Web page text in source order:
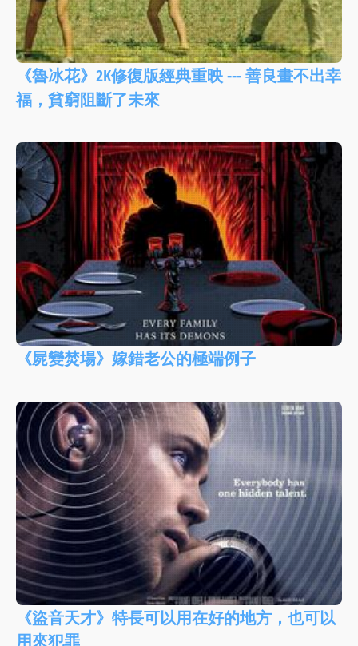
《魯冰花》2K修復版經典重映 --- 善良畫不出幸
福，貧窮阻斷了未來
《屍變焚場》嫁錯老公的極端例子
《盜音天才》特長可以用在好的地方，也可以
用來犯罪